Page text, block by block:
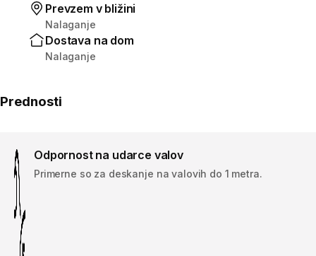
Prevzem v bližini
Nalaganje
Dostava na dom
Nalaganje
Prednosti
Odpornost na udarce valov
Primerne so za deskanje na valovih do 1 metra.